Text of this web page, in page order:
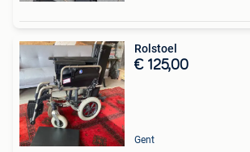
Rolstoel
€ 125,00
Gent